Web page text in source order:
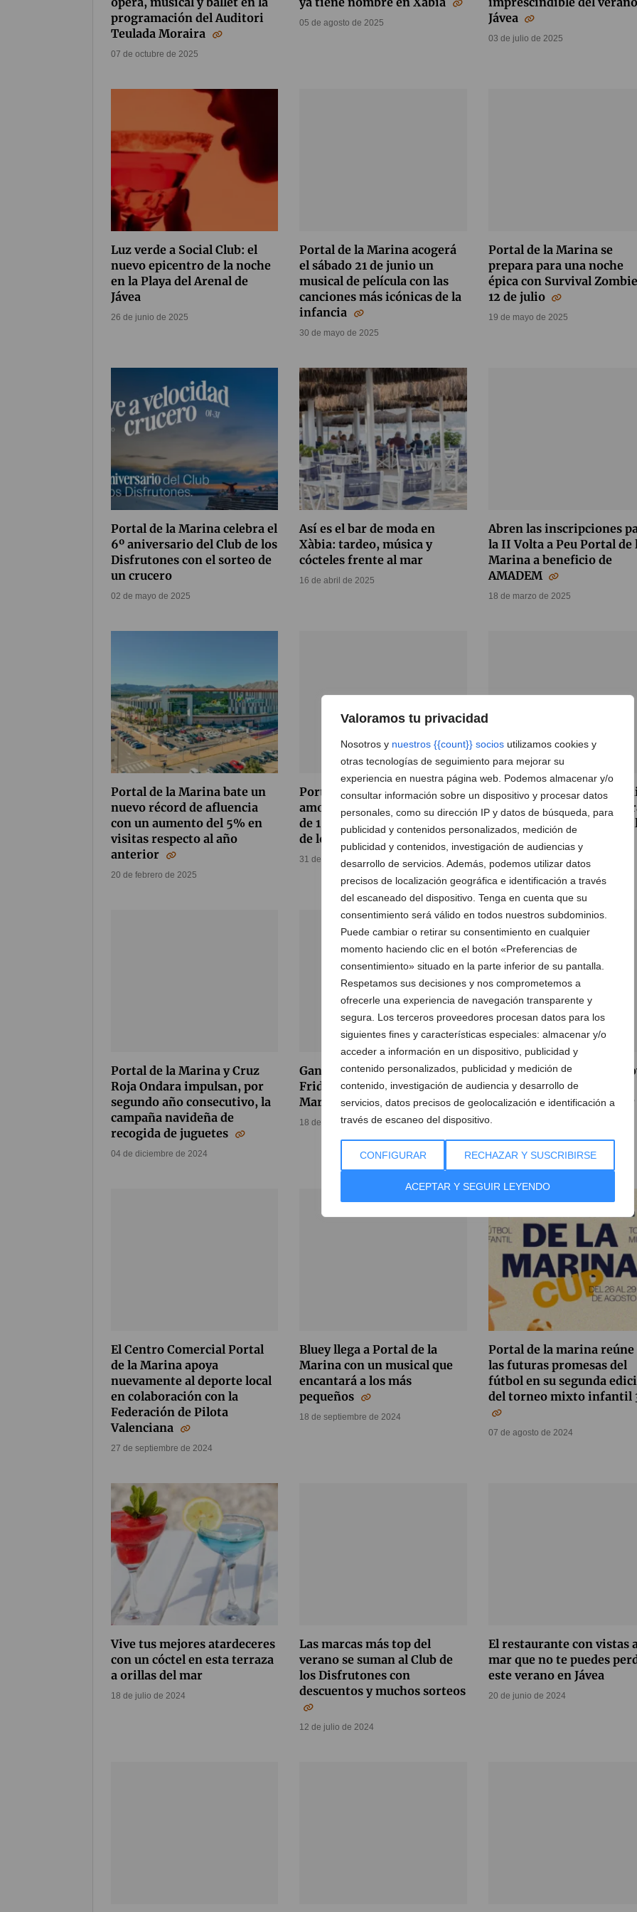
Valoramos tu privacidad
Nosotros y nuestros {{count}} socios utilizamos cookies y
otras tecnologías de seguimiento para mejorar su
experiencia en nuestra página web. Podemos almacenar y/o
consultar información sobre un dispositivo y procesar datos
personales, como su dirección IP y datos de búsqueda, para
publicidad y contenidos personalizados, medición de
publicidad y contenidos, investigación de audiencias y
desarrollo de servicios. Además, podemos utilizar datos
precisos de localización geográfica e identificación a través
del escaneado del dispositivo. Tenga en cuenta que su
consentimiento será válido en todos nuestros subdominios.
Puede cambiar o retirar su consentimiento en cualquier
momento haciendo clic en el botón «Preferencias de
consentimiento» situado en la parte inferior de su pantalla.
Respetamos sus decisiones y nos comprometemos a
ofrecerle una experiencia de navegación transparente y
segura. Los terceros proveedores procesan datos para los
siguientes fines y características especiales: almacenar y/o
acceder a información en un dispositivo, publicidad y
contenido personalizados, publicidad y medición de
contenido, investigación de audiencia y desarrollo de
servicios, datos precisos de geolocalización e identificación a
través de escaneo del dispositivo.
CONFIGURAR RECHAZAR Y SUSCRIBIRSE
ACEPTAR Y SEGUIR LEYENDO
programación del Auditori
Teulada Moraira
07 de octubre de 2025
05 de agosto de 2025
Jávea
03 de julio de 2025
Luz verde a Social Club: el
nuevo epicentro de la noche
en la Playa del Arenal de
Jávea
26 de junio de 2025
Portal de la Marina acogerá
el sábado 21 de junio un
musical de película con las
canciones más icónicas de la
infancia
30 de mayo de 2025
Portal de la Marina se
prepara para una noche
épica con Survival
12 de julio
19 de mayo de 2025
Portal de la Marina celebra el
6º aniversario del Club de los
Disfrutones con el sorteo de
un crucero
02 de mayo de 2025
Así es el bar de moda en
Xàbia: tardeo, música y
cócteles frente al mar
16 de abril de 2025
Abren las inscripciones
la II Volta a Peu Portal de
Marina a beneficio de
AMADEM
18 de marzo de 2025
Portal de la Marina bate un
nuevo récord de afluencia
con un aumento del 5% en
visitas respecto al año
anterior
20 de febrero de 2025
Portal de la Marina celebra el
amor propio con un sorteo
de 1.000 € en la app del Club
de los Disfrutones
31 de enero de 2025
Portal de la Marina
actividades navideñas
disfrutar con toda la
10 de diciembre de 2024
Portal de la Marina y Cruz
Roja Ondara impulsan, por
segundo año consecutivo, la
campaña navideña de
recogida de juguetes
04 de diciembre de 2024
Gana un iPhone 16 este Black
Friday en el Portal de la
Marina
18 de noviembre de 2024
Portal de la Marina y
Merlin vuelven con la
segunda edición del taller
bricolaje «Manitas &
08 de octubre de 2024
El Centro Comercial Portal
de la Marina apoya
nuevamente al deporte local
en colaboración con la
Federación de Pilota
Valenciana
27 de septiembre de 2024
Bluey llega a Portal de la
Marina con un musical que
encantará a los más
pequeños
18 de septiembre de 2024
Portal de la marina reúne
las futuras promesas del
fútbol en su segunda
del torneo mixto infantil
07 de agosto de 2024
Vive tus mejores atardeceres
con un cóctel en esta terraza
a orillas del mar
18 de julio de 2024
Las marcas más top del
verano se suman al Club de
los Disfrutones con
descuentos y muchos sorteos
12 de julio de 2024
El restaurante con vistas
mar que no te puedes
este verano en Jávea
20 de junio de 2024